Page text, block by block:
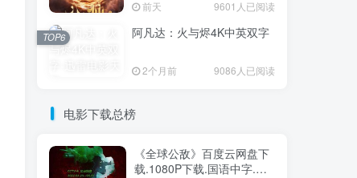
前天 9601人已阅读
阿凡达：火与烬4K中英双字
2个月前 9086人已阅读
TOP6
电影下载总榜
《全球公敌》百度云网盘下
载.1080P下载.国语中字.